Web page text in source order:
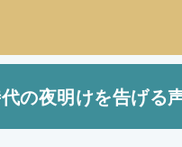
の夜明けを告げる